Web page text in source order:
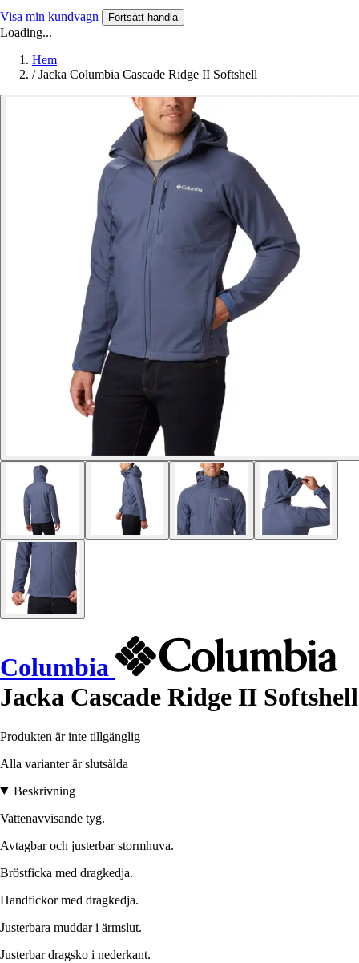
Visa min kundvagn Fortsätt handla
Loading...
Hem
/ Jacka Columbia Cascade Ridge II Softshell
Columbia
Jacka Cascade Ridge II Softshell
Produkten är inte tillgänglig
Alla varianter är slutsålda
Beskrivning
Vattenavvisande tyg.
Avtagbar och justerbar stormhuva.
Bröstficka med dragkedja.
Handfickor med dragkedja.
Justerbara muddar i ärmslut.
Justerbar dragsko i nederkant.